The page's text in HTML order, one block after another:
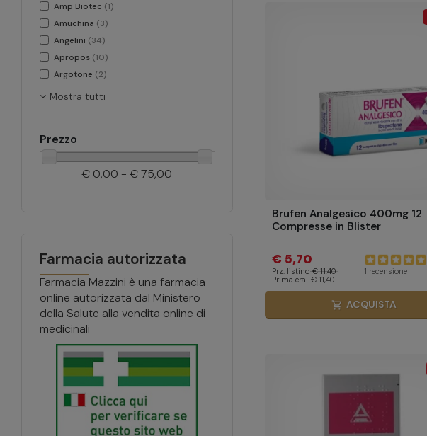
Amp Biotec (1)
Amuchina (3)
Angelini (34)
Apropos (10)
Argotone (2)
Mostra tutti
Prezzo
€ 0,00 - € 75,00
Farmacia autorizzata
Farmacia Mazzini è una farmacia
online autorizzata dal Ministero
della Salute alla vendita online di
medicinali
Brufen Analgesico 400mg 12
Compresse in Blister
€ 5,70
Prz. listino € 11,40
Prima era € 11,40
1 recensione
shopping_cart ACQUISTA